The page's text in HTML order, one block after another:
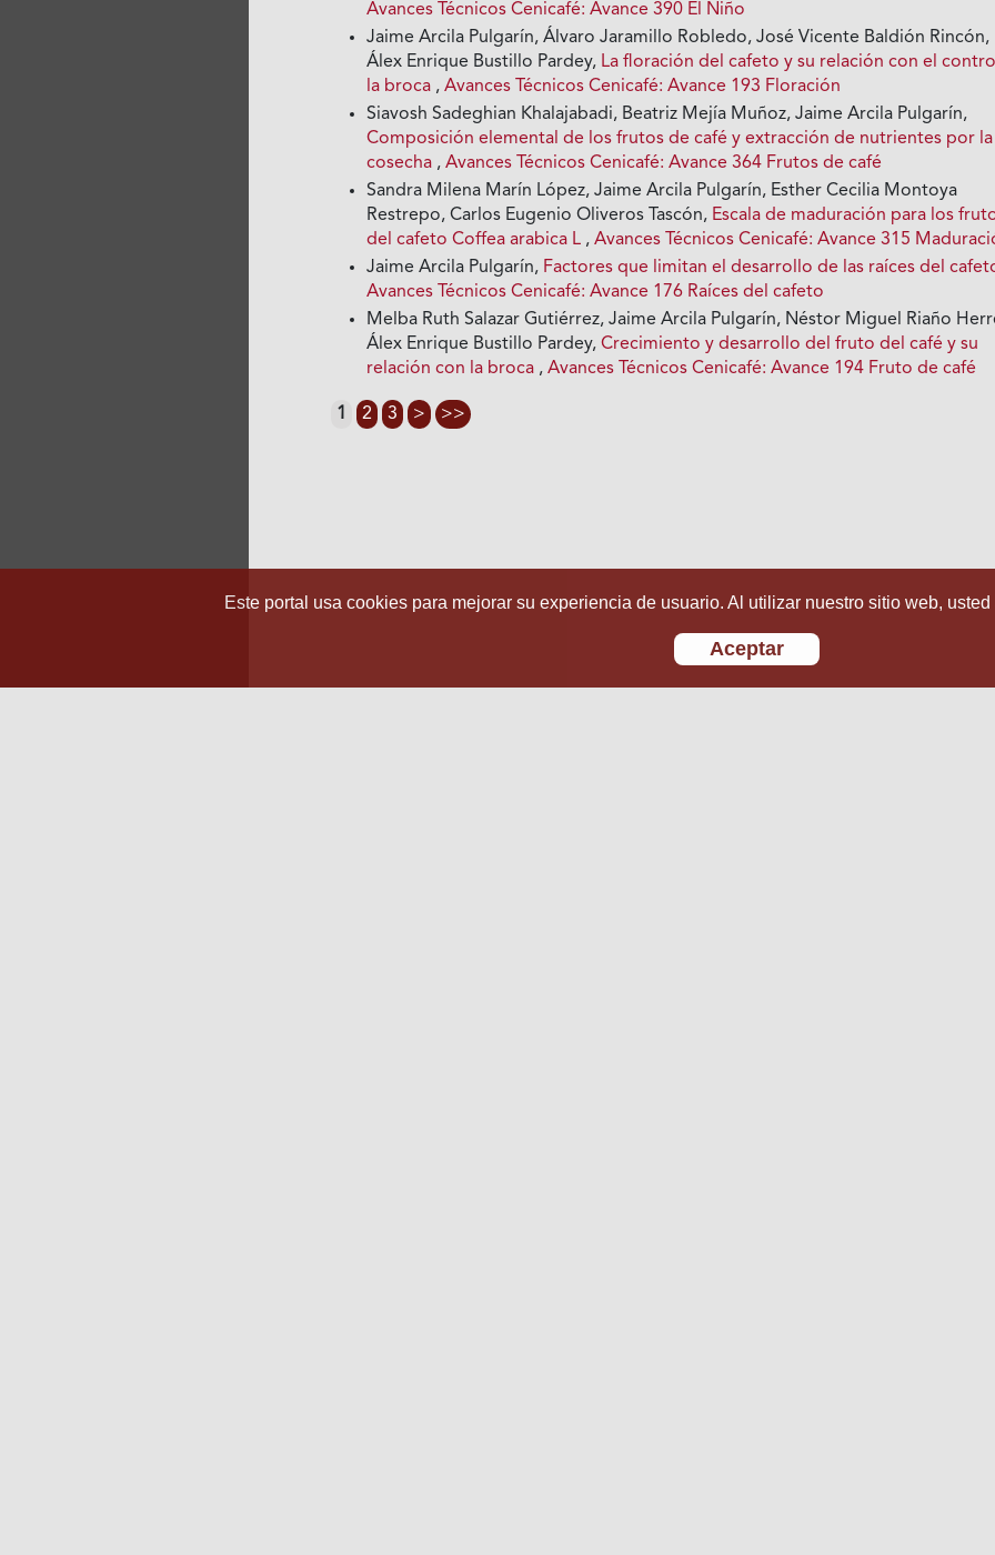
Avances Técnicos Cenicafé: Avance 390 El Niño
Jaime Arcila Pulgarín, Álvaro Jaramillo Robledo, José Vicente Baldión Rincón,
Álex Enrique Bustillo Pardey, La floración del cafeto y su relación con el
la broca ,Avances Técnicos Cenicafé: Avance 193 Floración
Siavosh Sadeghian Khalajabadi, Beatriz Mejía Muñoz, Jaime Arcila Pulgarín,
Composición elemental de los frutos de café y extracción de nutrientes por la
cosecha ,Avances Técnicos Cenicafé: Avance 364 Frutos de café
Sandra Milena Marín López, Jaime Arcila Pulgarín, Esther Cecilia Montoya
Restrepo, Carlos Eugenio Oliveros Tascón, Escala de maduración para los
del cafeto Coffea arabica L ,Avances Técnicos Cenicafé: Avance 315
Jaime Arcila Pulgarín, Factores que limitan el desarrollo de las raíces del
Avances Técnicos Cenicafé: Avance 176 Raíces del cafeto
Melba Ruth Salazar Gutiérrez, Jaime Arcila Pulgarín, Néstor Miguel Riaño
Álex Enrique Bustillo Pardey,Crecimiento y desarrollo del fruto del café y su
relación con la broca ,Avances Técnicos Cenicafé: Avance 194 Fruto de café
1 2 3 > >>
Este portal usa cookies para mejorar su experiencia de usuario. Al utilizar nuestro sitio web,
Aceptar